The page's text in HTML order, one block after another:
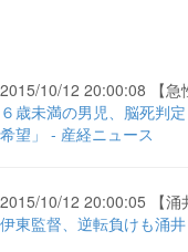
2015/10/12 20:00:08 【急
６歳未満の男児、脳死判
希望」 - 産経ニュース
2015/10/12 20:00:05 【涌
伊東監督、逆転負けも涌